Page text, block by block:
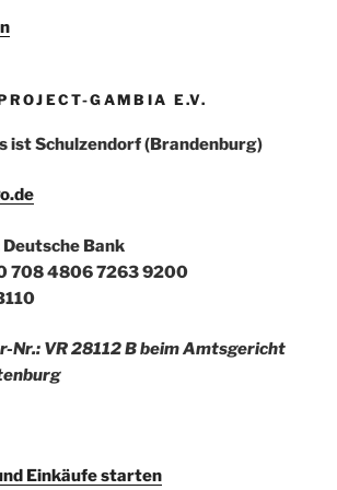
GAMBIA E.V.
ist Schulzendorf (Brandenburg)
Bank
708 4806 7263 9200
Nr.: VR 28112 B beim Amtsgericht